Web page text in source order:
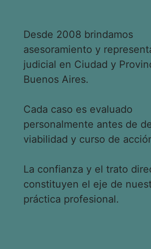
Desde 2008 brindamos
asesoramiento y
judicial en Ciudad y
Buenos Aires.
Cada caso es evaluado
personalmente antes de
viabilidad y curso de
La confianza y el trato
constituyen el eje de
práctica profesional.